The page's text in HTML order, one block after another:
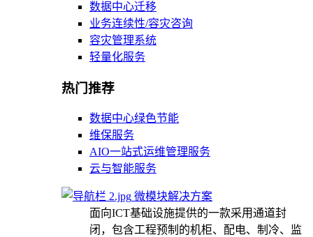
数据中心迁移
业务连续性/容灾咨询
容灾管理系统
轻量化服务
热门推荐
数据中心绿色节能
维保服务
AIO一站式运维管理服务
云与智能服务
微模块解决方案
面向ICT基础设施提供的一款采用通道封
闭，包含工程预制的机柜、配电、制冷、监